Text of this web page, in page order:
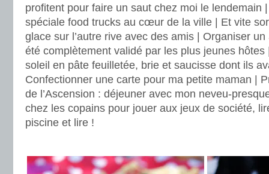
profitent pour faire un saut chez moi le lendemain
spéciale food trucks au cœur de la ville | Et vite
glace sur l’autre rive avec des amis | Organiser
été complètement validé par les plus jeunes
soleil en pâte feuilletée, brie et saucisse dont ils
Confectionner une carte pour ma petite maman |
de l’Ascension : déjeuner avec mon neveu-
chez les copains pour jouer aux jeux de société,
piscine et lire !